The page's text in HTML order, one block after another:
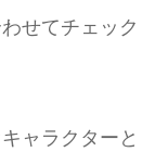
せてチェック
ャラクターと